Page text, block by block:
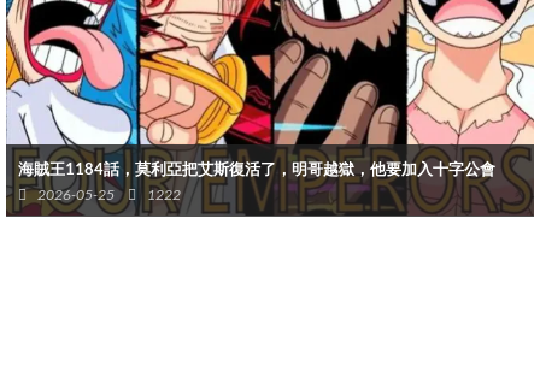
不過劇情可不會這麼順利開展的，如今山治和索隆都已經去了陽
界，看到如同地獄般的場景，外面不僅有神之騎士團，還有被魔化
海賊王1184話，莫利亞把艾斯復活了，明哥越獄，他要加入十字公會
2026-05-25 1222